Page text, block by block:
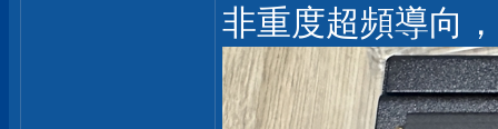
非重度超頻導向